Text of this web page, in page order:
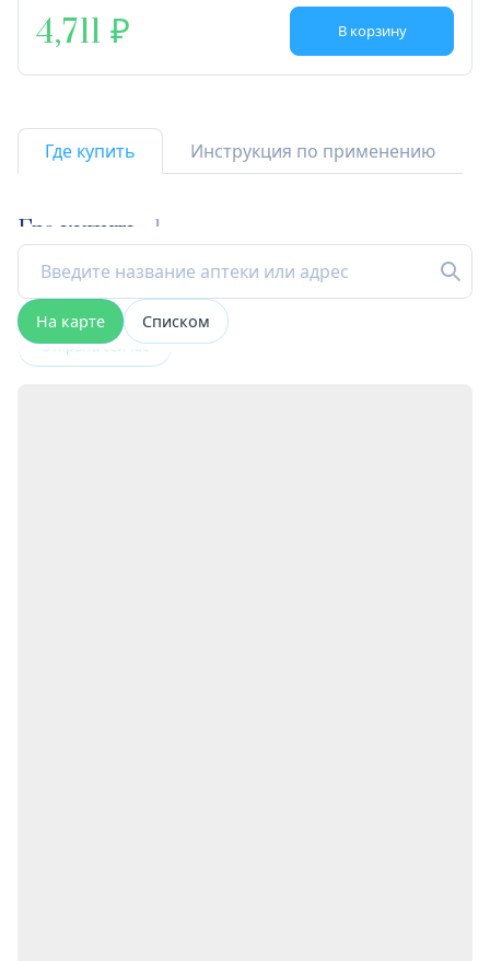
4,711 В корзину
Где купить Инструкция по применению
Где купить 1
На карте Списком
Открыта сейчас